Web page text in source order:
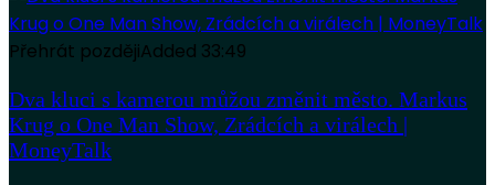
Přehrát pozdějiAdded 33:49
Dva kluci s kamerou můžou změnit město. Markus
Krug o One Man Show, Zrádcích a virálech |
MoneyTalk